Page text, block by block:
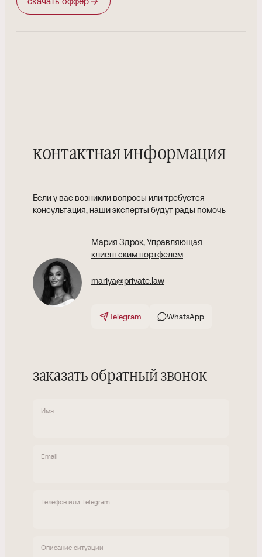
контактная информация
Если у вас возникли вопросы или требуется
консультация, наши эксперты будут рады помочь
Мария Здрок, Управляющая
клиентским портфелем
mariya@private.law
Telegram WhatsApp
заказать обратный звонок
Имя
Email
Телефон или Telegram
Описание ситуации